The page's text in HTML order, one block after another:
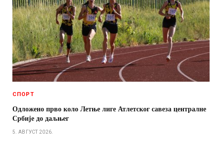
СПОРТ
Одложено прво коло Летње лиге Атлетског савеза централне
Србије до даљњег
5. АВГУСТ 2026.